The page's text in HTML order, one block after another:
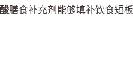
膳食补充剂能够填补饮食短